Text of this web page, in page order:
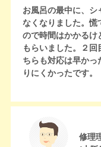
お風呂の最中に、シ
なくなりました。慌
ので時間はかかるけ
もらいました。２
ちらも対応は早か
りにくかったです。
修理